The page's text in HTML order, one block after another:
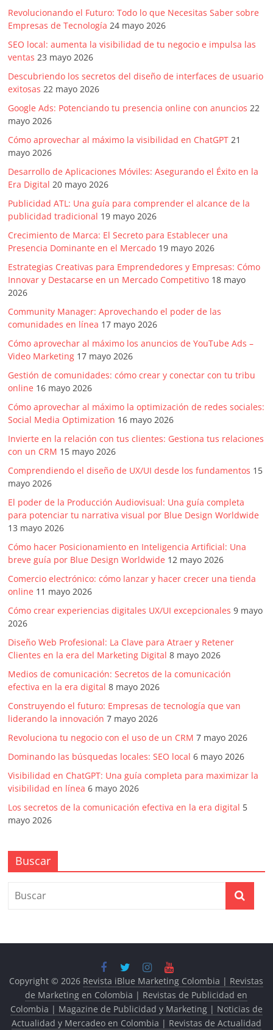
Revolucionando el Futuro: Todo lo que Necesitas Saber sobre
Empresas de Tecnología 24 mayo 2026
SEO local: aumenta la visibilidad de tu negocio e impulsa las
ventas 23 mayo 2026
Descubriendo los secretos del diseño de interfaces de usuario
exitosas 22 mayo 2026
Google Ads: Potenciando tu presencia online con anuncios 22
mayo 2026
Cómo aprovechar al máximo la visibilidad en ChatGPT 21
mayo 2026
Desarrollo de Aplicaciones Móviles: Asegurando el Éxito en la
Era Digital 20 mayo 2026
Publicidad ATL: Una guía para comprender el alcance de la
publicidad tradicional 19 mayo 2026
Crecimiento de Marca: El Secreto para Establecer una
Presencia Dominante en el Mercado 19 mayo 2026
Estrategias Creativas para Emprendedores y Empresas: Cómo
Innovar y Destacarse en un Mercado Competitivo 18 mayo
2026
Community Manager: Aprovechando el poder de las
comunidades en línea 17 mayo 2026
Cómo aprovechar al máximo los anuncios de YouTube Ads –
Video Marketing 17 mayo 2026
Gestión de comunidades: cómo crear y conectar con tu tribu
online 16 mayo 2026
Cómo aprovechar al máximo la optimización de redes sociales:
Social Media Optimization 16 mayo 2026
Invierte en la relación con tus clientes: Gestiona tus relaciones
con un CRM 15 mayo 2026
Comprendiendo el diseño de UX/UI desde los fundamentos 15
mayo 2026
El poder de la Producción Audiovisual: Una guía completa
para potenciar tu narrativa visual por Blue Design Worldwide
13 mayo 2026
Cómo hacer Posicionamiento en Inteligencia Artificial: Una
breve guía por Blue Design Worldwide 12 mayo 2026
Comercio electrónico: cómo lanzar y hacer crecer una tienda
online 11 mayo 2026
Cómo crear experiencias digitales UX/UI excepcionales 9 mayo
2026
Diseño Web Profesional: La Clave para Atraer y Retener
Clientes en la era del Marketing Digital 8 mayo 2026
Medios de comunicación: Secretos de la comunicación
efectiva en la era digital 8 mayo 2026
Construyendo el futuro: Empresas de tecnología que van
liderando la innovación 7 mayo 2026
Revoluciona tu negocio con el uso de un CRM 7 mayo 2026
Dominando las búsquedas locales: SEO local 6 mayo 2026
Visibilidad en ChatGPT: Una guía completa para maximizar la
visibilidad en línea 6 mayo 2026
Los secretos de la comunicación efectiva en la era digital 5
mayo 2026
Buscar
Copyright © 2026 Revista iBlue Marketing Colombia | Revistas
de Marketing en Colombia | Revistas de Publicidad en
Colombia | Magazine de Publicidad y Marketing | Noticias de
Actualidad y Mercadeo en Colombia | Revistas de Actualidad